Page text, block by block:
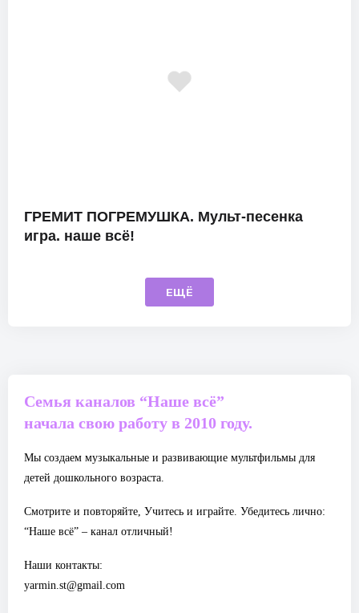
ГРЕМИТ ПОГРЕМУШКА. Мульт-песенка
игра. наше всё!
ЕЩЁ
Семья каналов “Наше всё”
начала свою работу в 2010 году.
Мы создаем музыкальные и развивающие мультфильмы для
детей дошкольного возраста.
Смотрите и повторяйте, Учитесь и играйте. Убедитесь лично:
“Наше всё” – канал отличный!
Наши контакты:
yarmin.st@gmail.com